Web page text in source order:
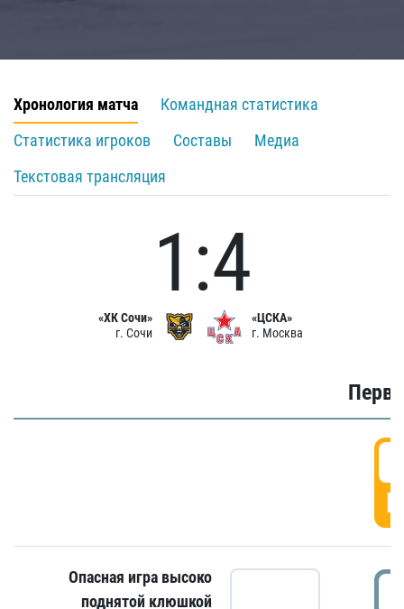
Хронология матча
Командная статистика
Статистика игроков
Составы
Медиа
Текстовая трансляция
«ХК Сочи»
г. Сочи
1:4
«ЦСКА»
г. Москва
Опасная игра высоко
поднятой клюшкой